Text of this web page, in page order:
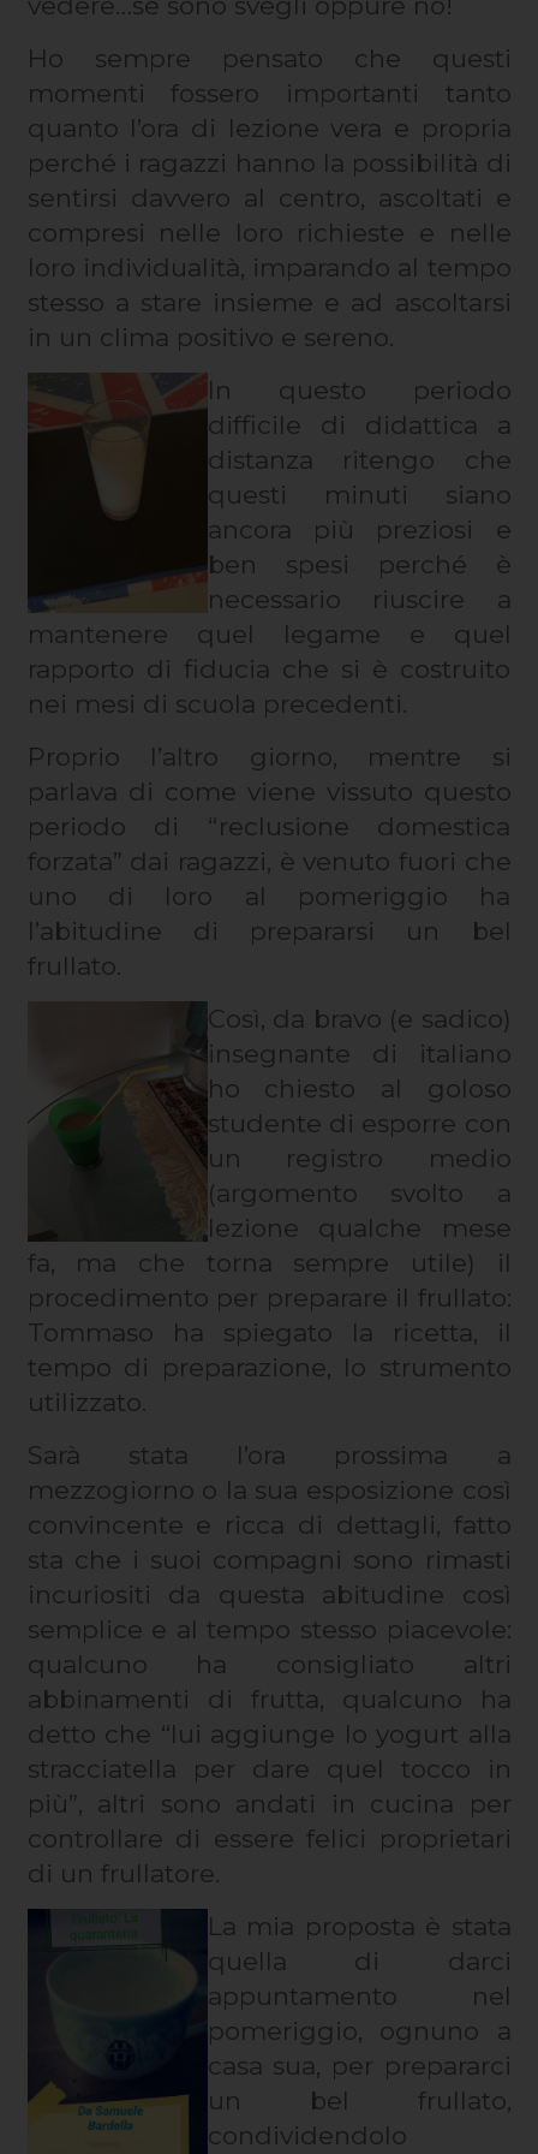
Ho sempre pensato che questi
momenti fossero importanti tanto
quanto l’ora di lezione vera e propria
perché i ragazzi hanno la possibilità di
sentirsi davvero al centro, ascoltati e
compresi nelle loro richieste e nelle
loro individualità, imparando al tempo
stesso a stare insieme e ad ascoltarsi
in un clima positivo e sereno.
In questo periodo
difficile di didattica a
distanza ritengo che
questi minuti siano
ancora più preziosi e
ben spesi perché è
necessario riuscire a
mantenere quel legame e quel
rapporto di fiducia che si è costruito
nei mesi di scuola precedenti.
Proprio l’altro giorno, mentre si
parlava di come viene vissuto questo
periodo di “reclusione domestica
forzata” dai ragazzi, è venuto fuori che
uno di loro al pomeriggio ha
l’abitudine di prepararsi un bel
frullato.
Così, da bravo (e sadico)
insegnante di italiano
ho chiesto al goloso
studente di esporre con
un registro medio
(argomento svolto a
lezione qualche mese
fa, ma che torna sempre utile) il
procedimento per preparare il frullato:
Tommaso ha spiegato la ricetta, il
tempo di preparazione, lo strumento
utilizzato.
Sarà stata l’ora prossima a
mezzogiorno o la sua esposizione così
convincente e ricca di dettagli, fatto
sta che i suoi compagni sono rimasti
incuriositi da questa abitudine così
semplice e al tempo stesso piacevole:
qualcuno ha consigliato altri
abbinamenti di frutta, qualcuno ha
detto che “lui aggiunge lo yogurt alla
stracciatella per dare quel tocco in
più”, altri sono andati in cucina per
controllare di essere felici proprietari
di un frullatore.
La mia proposta è stata
quella di darci
appuntamento nel
pomeriggio, ognuno a
casa sua, per prepararci
un bel frullato,
condividendolo